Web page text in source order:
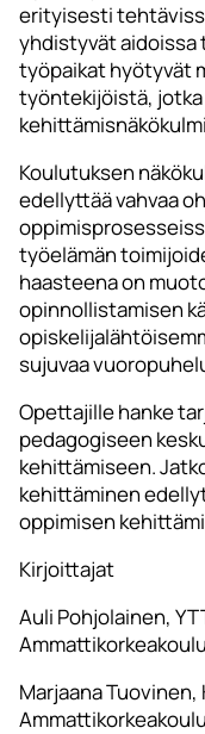
erityisesti
yhdistyvät aidoissa
työpaikat hyötyvät
työntekijöistä,
Koulutuksen
edellyttää vahvaa
työelämän
haasteena on
opinnollistamisen
sujuvaa
Opettajille hanke
pedagogiseen
kehittämiseen.
kehittäminen
oppimisen
Kirjoittajat
Auli Pohjolainen,
Ammattikorkeakoulu
Marjaana
Ammattikorkeakoulu